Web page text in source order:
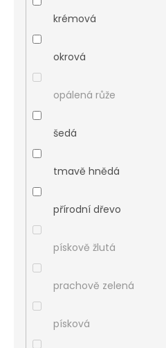
krémová
okrová
opálená růže
šedá
tmavě hnědá
přírodní dřevo
pískově žlutá
prachově zelená
písková